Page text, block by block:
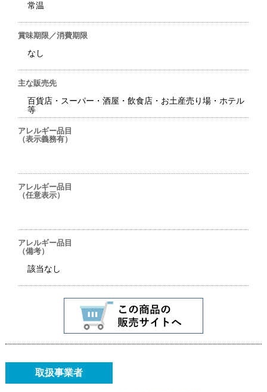
常温
賞味期限／消費期限
なし
主な販売先
百貨店・スーパー・酒屋・飲食店・お土産売り場・ホテル
等
アレルギー品目
（表示義務有）
アレルギー品目
（任意表示）
アレルギー品目
（備考）
該当なし
取扱事業者